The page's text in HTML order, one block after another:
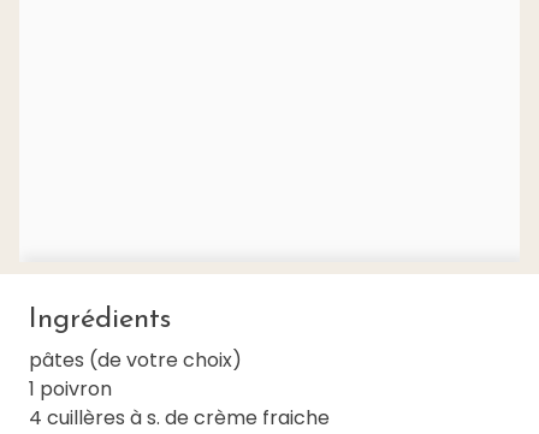
Ingrédients
pâtes (de votre choix)
1 poivron
4 cuillères à s. de crème fraiche